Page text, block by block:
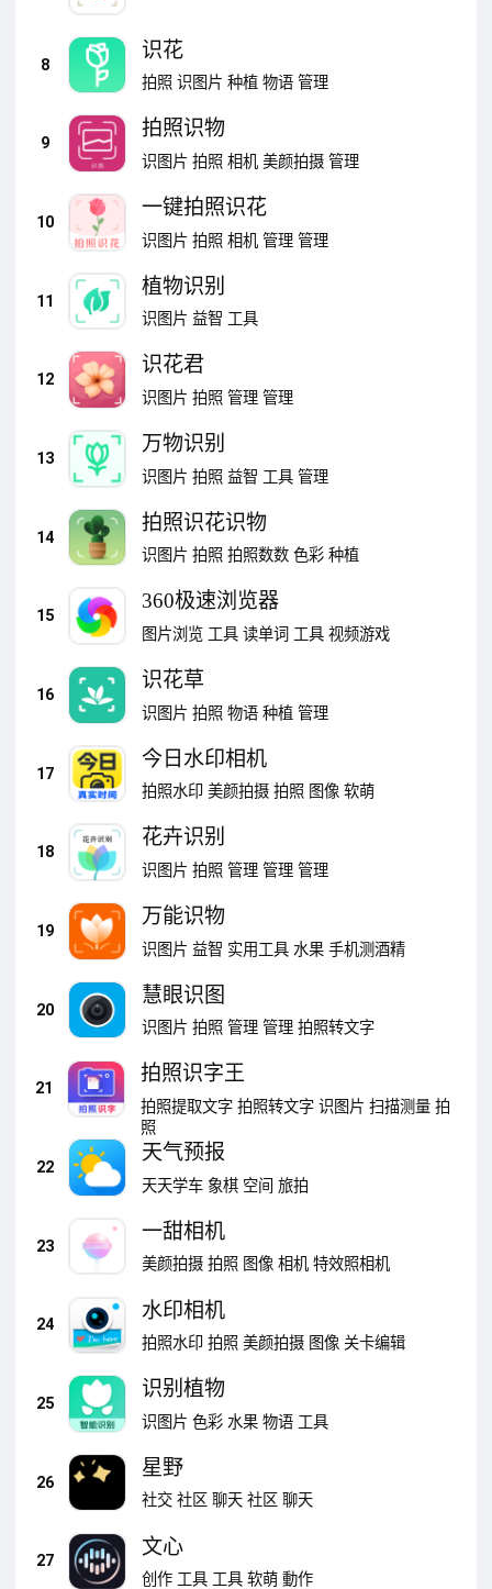
8
识花
拍照 识图片 种植 物语 管理
9
拍照识物
识图片 拍照 相机 美颜拍摄 管理
10
一键拍照识花
识图片 拍照 相机 管理 管理
11
植物识别
识图片 益智 工具
12
识花君
识图片 拍照 管理 管理
13
万物识别
识图片 拍照 益智 工具 管理
14
拍照识花识物
识图片 拍照 拍照数数 色彩 种植
15
360极速浏览器
图片浏览 工具 读单词 工具 视频游戏
16
识花草
识图片 拍照 物语 种植 管理
17
今日水印相机
拍照水印 美颜拍摄 拍照 图像 软萌
18
花卉识别
识图片 拍照 管理 管理 管理
19
万能识物
识图片 益智 实用工具 水果 手机测酒精
20
慧眼识图
识图片 拍照 管理 管理 拍照转文字
21
拍照识字王
拍照提取文字 拍照转文字 识图片 扫描测量 拍
照
22
天气预报
天天学车 象棋 空间 旅拍
23
一甜相机
美颜拍摄 拍照 图像 相机 特效照相机
24
水印相机
拍照水印 拍照 美颜拍摄 图像 关卡编辑
25
识别植物
识图片 色彩 水果 物语 工具
26
星野
社交 社区 聊天 社区 聊天
27
文心
创作 工具 工具 软萌 動作